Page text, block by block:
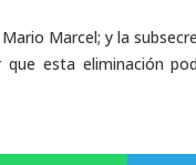
Marcel; y la
esta eliminación